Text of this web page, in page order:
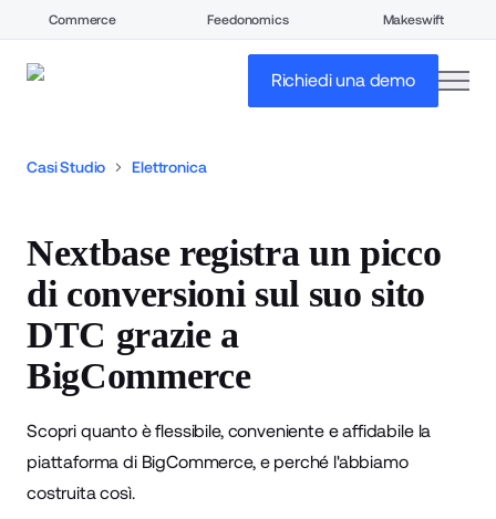
Commerce Feedonomics Makeswift
Richiedi una demo
Casi Studio Elettronica
Nextbase registra un picco
di conversioni sul suo sito
DTC grazie a
BigCommerce
Scopri quanto è flessibile, conveniente e affidabile la
piattaforma di BigCommerce, e perché l'abbiamo
costruita così.